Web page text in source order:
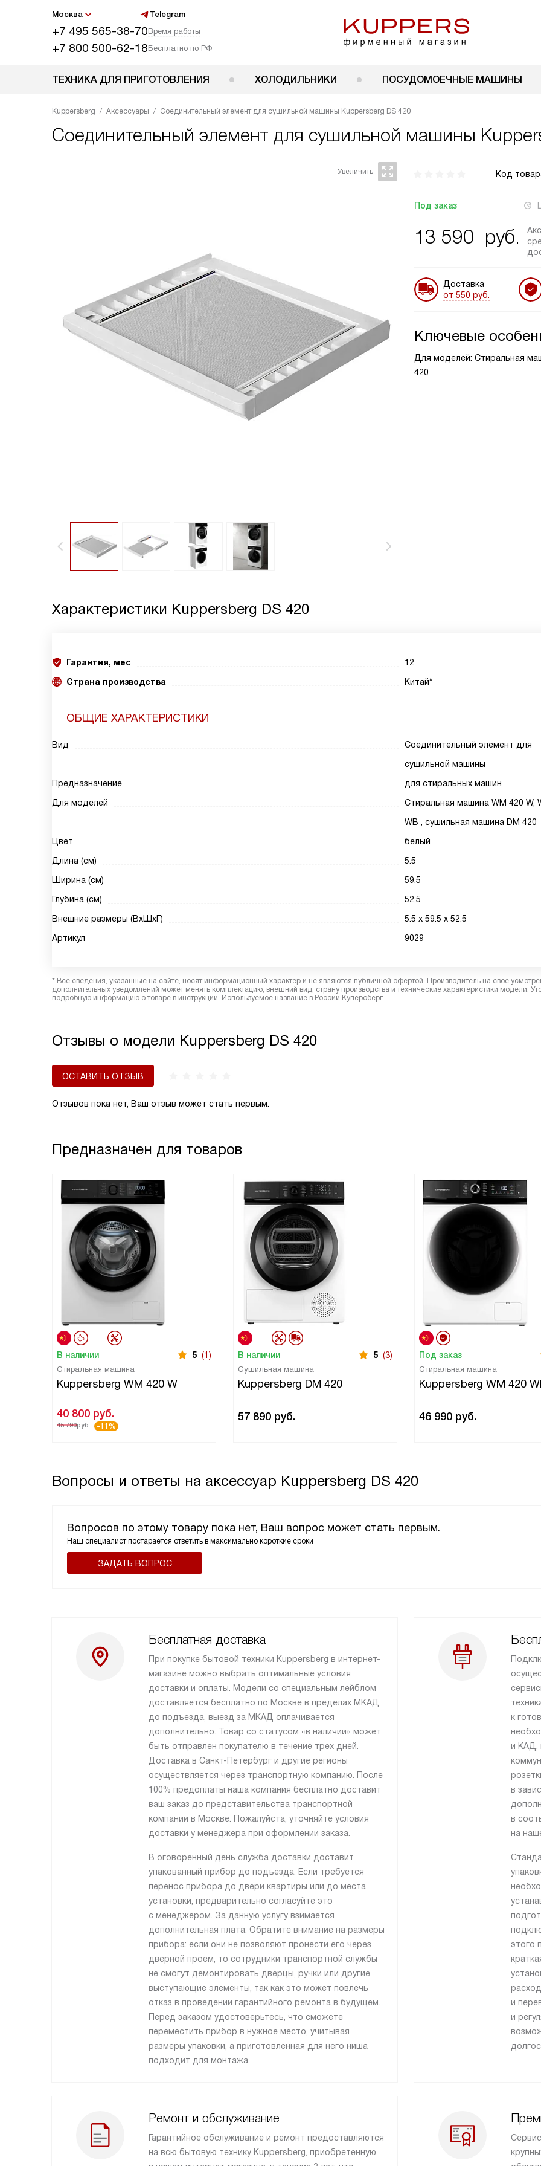
Москва Telegram
+7 495 565-38-70Время работы
+7 800 500-62-18Бесплатно по РФ
ТЕХНИКА ДЛЯ ПРИГОТОВЛЕНИЯ ХОЛОДИЛЬНИКИ ПОСУДОМОЕЧНЫЕ МАШИНЫ
Kuppersberg Аксессуары Соединительный элемент для сушильной машины Kuppersberg DS 420
Соединительный элемент для сушильной машины
Код
Под заказ
13 590 руб.
Доставка
от 550 руб.
Ключевые
Для моделей: Стиральная
420
Характеристики Kuppersberg DS 420
Гарантия, мес
12
Страна производства
Китай*
ОБЩИЕ ХАРАКТЕРИСТИКИ
Вид
Соединительный элемент для
сушильной машины
Предназначение
для стиральных машин
Для моделей
Стиральная машина WM 420 W,
WB , сушильная машина DM 420
Цвет
белый
Длина (см)
5.5
Ширина (см)
59.5
Глубина (см)
52.5
Внешние размеры (ВхШхГ)
5.5 х 59.5 х 52.5
Артикул
9029
* Все сведения, указанные на сайте, носят информационный характер и не являются публичной офертой. Производитель на свое
дополнительных уведомлений может менять комплектацию, внешний вид, страну производства и технические характеристики модели.
подробную информацию о товаре в инструкции. Используемое название в России Куперсберг
Отзывы о модели Kuppersberg DS 420
ОСТАВИТЬ ОТЗЫВ
Отзывов пока нет, Ваш отзыв может стать первым.
Предназначен для товаров
В наличии 5 (1)
Стиральная машина
Kuppersberg WM 420 W
40 800 руб.
45 790руб. -11%
В наличии 5 (3)
Сушильная машина
Kuppersberg DM 420
57 890 руб.
Под заказ
Стиральная машина
Kuppersberg WM 420
46 990 руб.
Вопросы и ответы на аксессуар Kuppersberg DS 420
Вопросов по этому товару пока нет, Ваш вопрос может стать первым.
Наш специалист постарается ответить в максимально короткие сроки
ЗАДАТЬ ВОПРОС
Бесплатная доставка
При покупке бытовой техники Kuppersberg в интернет-
магазине можно выбрать оптимальные условия
доставки и оплаты. Модели со специальным лейблом
доставляется бесплатно по Москве в пределах МКАД
до подъезда, выезд за МКАД оплачивается
дополнительно. Товар со статусом «в наличии» может
быть отправлен покупателю в течение трех дней.
Доставка в Санкт-Петербург и другие регионы
осуществляется через транспортную компанию. После
100% предоплаты наша компания бесплатно доставит
ваш заказ до представительства транспортной
компании в Москве. Пожалуйста, уточняйте условия
доставки у менеджера при оформлении заказа.
В оговоренный день служба доставки доставит
упакованный прибор до подъезда. Если требуется
перенос прибора до двери квартиры или до места
установки, предварительно согласуйте это
с менеджером. За данную услугу взимается
дополнительная плата. Обратите внимание на размеры
прибора: если они не позволяют пронести его через
дверной проем, то сотрудники транспортной службы
не смогут демонтировать дверцы, ручки или другие
выступающие элементы, так как это может повлечь
отказ в проведении гарантийного ремонта в будущем.
Перед заказом удостоверьтесь, что сможете
переместить прибор в нужное место, учитывая
размеры упаковки, а приготовленная для него ниша
подходит для монтажа.
к
и КАД,
в
в
на
этого
и
и
Ремонт и обслуживание
Гарантийное обслуживание и ремонт предоставляются
на всю бытовую технику Kuppersberg, приобретенную